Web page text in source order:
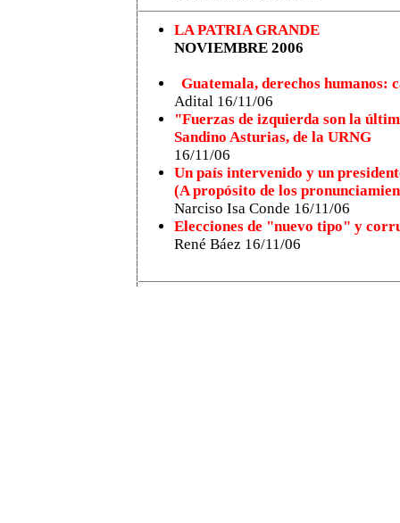
LA PATRIA GRANDE
NOVIEMBRE 2006
Guatemala, derechos humanos:
Adital 16/11/06
"Fuerzas de izquierda son la
Sandino Asturias, de la URNG
16/11/06
Un país intervenido y un
(A propósito de los
Narciso Isa Conde 16/11/06
Elecciones de "nuevo tipo" y
René Báez 16/11/06